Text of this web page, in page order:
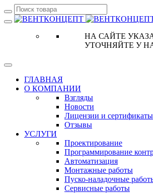
НА САЙТЕ
УТОЧНЯЙТЕ У
ГЛАВНАЯ
О КОМПАНИИ
Взгляды
Новости
Лицензии и сертификаты
Отзывы
УСЛУГИ
Проектирование
Программирование
Автоматизация
Монтажные работы
Пуско-наладочные
Сервисные работы